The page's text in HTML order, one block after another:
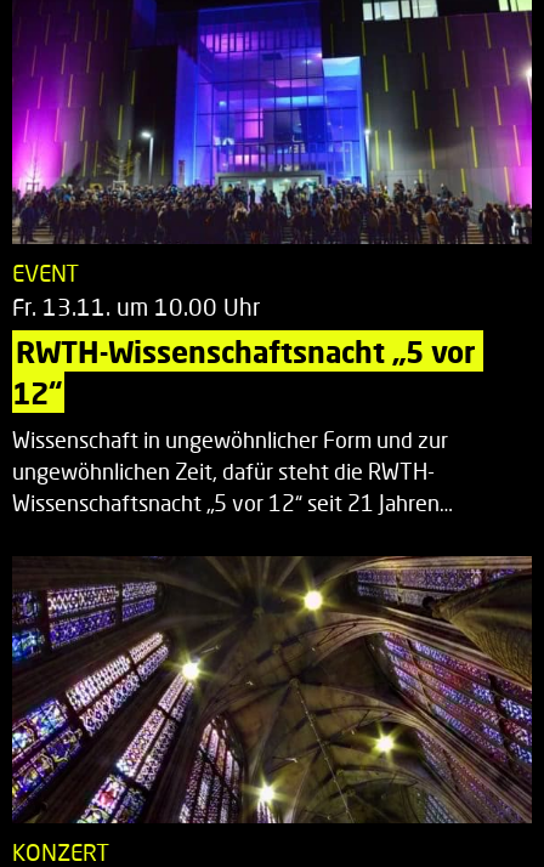
EVENT
Fr. 13.11. um 10.00 Uhr
RWTH-Wissenschaftsnacht „5 vor
12“
Wissenschaft in ungewöhnlicher Form und zur
ungewöhnlichen Zeit, dafür steht die RWTH-
Wissenschaftsnacht „5 vor 12“ seit 21 Jahren…
KONZERT